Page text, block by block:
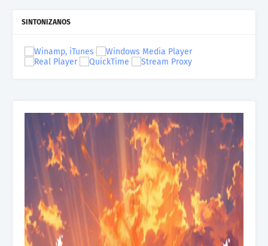
SINTONIZANOS